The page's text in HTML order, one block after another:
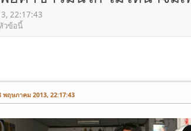
22:17:43
วข้อนี้
พฤษภาคม 2013, 22:17:43